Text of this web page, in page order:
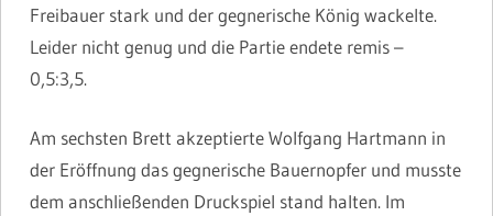
Freibauer stark und der gegnerische König wackelte.
Leider nicht genug und die Partie endete remis –
0,5:3,5.
Am sechsten Brett akzeptierte Wolfgang Hartmann in
der Eröffnung das gegnerische Bauernopfer und musste
dem anschließenden Druckspiel stand halten. Im